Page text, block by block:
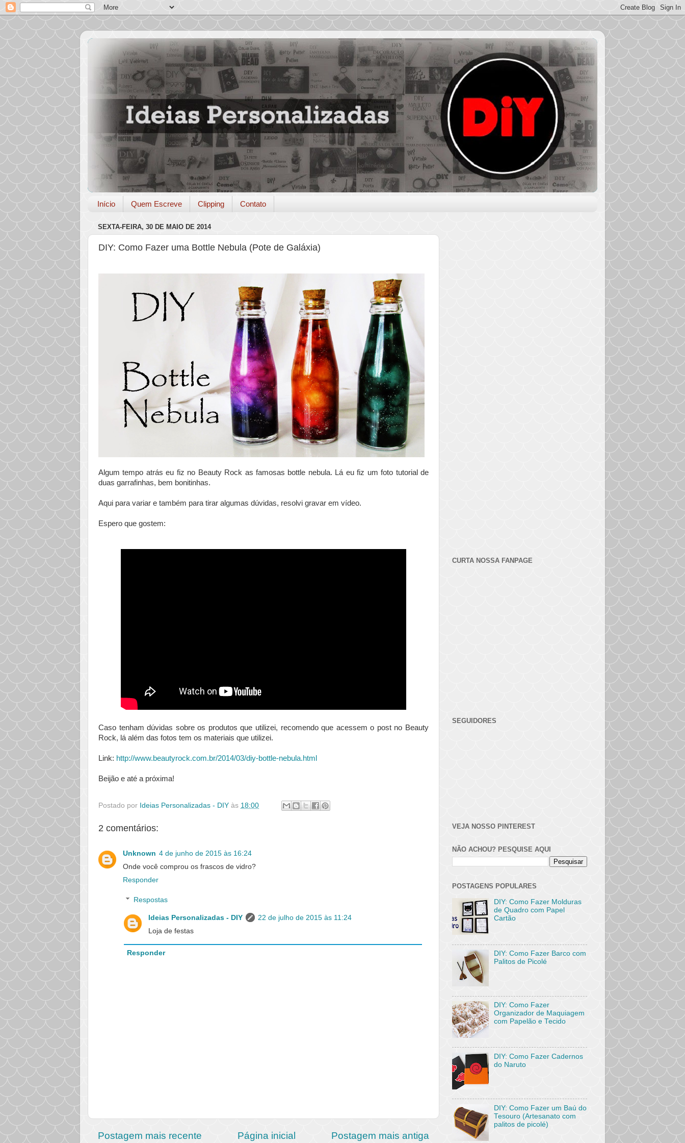
Início Quem Escreve Clipping Contato
SEXTA-FEIRA, 30 DE MAIO DE 2014
DIY: Como Fazer uma Bottle Nebula (Pote de Galáxia)
Algum tempo atrás eu fiz no Beauty Rock as famosas bottle nebula. Lá eu fiz um foto tutorial de
duas garrafinhas, bem bonitinhas.
Aqui para variar e também para tirar algumas dúvidas, resolvi gravar em vídeo.
Espero que gostem:
Caso tenham dúvidas sobre os produtos que utilizei, recomendo que acessem o post no Beauty
Rock, lá além das fotos tem os materiais que utilizei.
Link: http://www.beautyrock.com.br/2014/03/diy-bottle-nebula.html
Beijão e até a próxima!
Postado por Ideias Personalizadas - DIY às 18:00
2 comentários:
Unknown 4 de junho de 2015 às 16:24
Onde você comprou os frascos de vidro?
Responder
Respostas
Ideias Personalizadas - DIY
22 de julho de 2015 às 11:24
Loja de festas
Responder
Postagem mais recente Postagem mais antiga
Página inicial
CURTA NOSSA FANPAGE
SEGUIDORES
VEJA NOSSO PINTEREST
NÃO ACHOU? PESQUISE AQUI
POSTAGENS POPULARES
DIY: Como Fazer Molduras
de Quadro com Papel
Cartão
DIY: Como Fazer Barco com
Palitos de Picolé
DIY: Como Fazer
Organizador de Maquiagem
com Papelão e Tecido
DIY: Como Fazer Cadernos
do Naruto
DIY: Como Fazer um Baú do
Tesouro (Artesanato com
palitos de picolé)